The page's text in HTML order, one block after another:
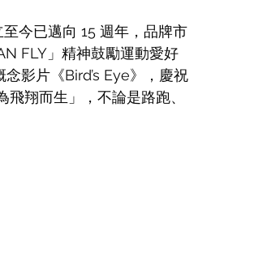
今已邁向 15 週年，品牌市
FLY」精神鼓勵運動愛好
影片《Bird’s Eye》，慶祝
翔而生」，不論是路跑、